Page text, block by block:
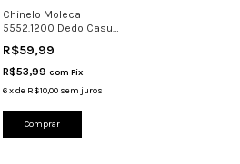
Chinelo Moleca
5552.1200 Dedo Casual
R$59,99
R$53,99 com Pix
6xde R$10,00 sem juros
Comprar